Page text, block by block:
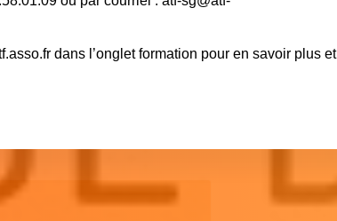
dans l’onglet formation pour en savoir plus et